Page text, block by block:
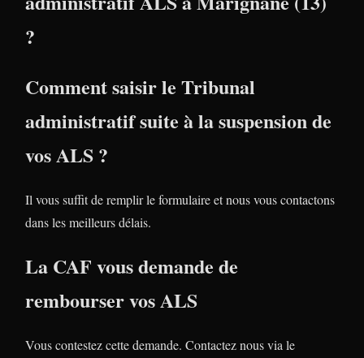
?
Comment saisir le Tribunal
administratif suite à la suspension de
vos ALS ?
Il vous suffit de remplir le formulaire et nous vous contactons
dans les meilleurs délais.
La CAF vous demande de
rembourser vos ALS
Vous contestez cette demande. Contactez nous via le